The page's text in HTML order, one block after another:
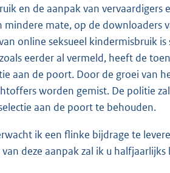
en de aanpak van
mindere mate, op de
online seksueel kindermisbruik
eerder al vermeld, heeft de
aan de poort. Door de groei van
worden gemist. De politie
aan de poort te behouden.
ik een flinke bijdrage te
deze aanpak zal ik u halfjaarlijks